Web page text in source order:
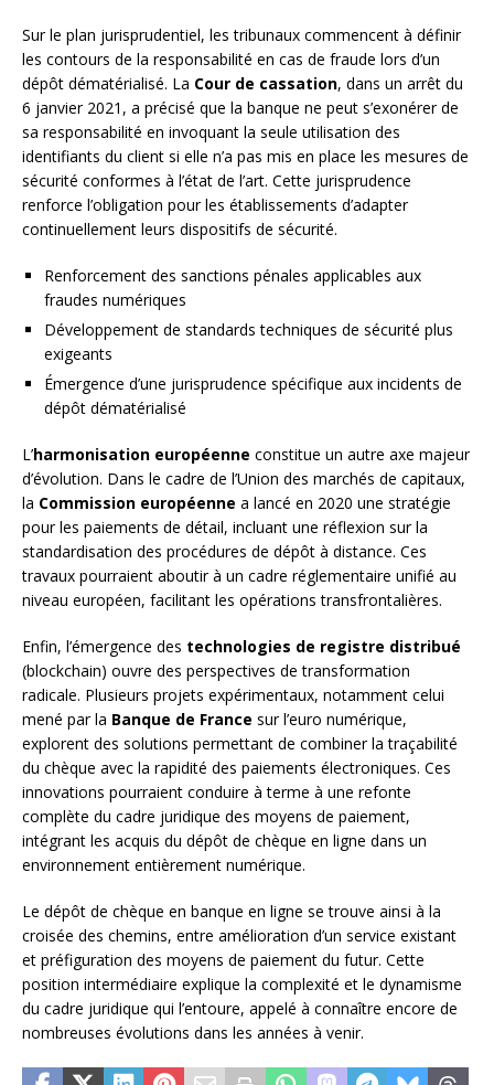
Sur le plan jurisprudentiel, les tribunaux commencent à définir
les contours de la responsabilité en cas de fraude lors d’un
dépôt dématérialisé. La Cour de cassation, dans un arrêt du
6 janvier 2021, a précisé que la banque ne peut s’exonérer de
sa responsabilité en invoquant la seule utilisation des
identifiants du client si elle n’a pas mis en place les mesures de
sécurité conformes à l’état de l’art. Cette jurisprudence
renforce l’obligation pour les établissements d’adapter
continuellement leurs dispositifs de sécurité.
Renforcement des sanctions pénales applicables aux
fraudes numériques
Développement de standards techniques de sécurité plus
exigeants
Émergence d’une jurisprudence spécifique aux incidents de
dépôt dématérialisé
L’harmonisation européenne constitue un autre axe majeur
d’évolution. Dans le cadre de l’Union des marchés de capitaux,
la Commission européenne a lancé en 2020 une stratégie
pour les paiements de détail, incluant une réflexion sur la
standardisation des procédures de dépôt à distance. Ces
travaux pourraient aboutir à un cadre réglementaire unifié au
niveau européen, facilitant les opérations transfrontalières.
Enfin, l’émergence des technologies de registre distribué
(blockchain) ouvre des perspectives de transformation
radicale. Plusieurs projets expérimentaux, notamment celui
mené par la Banque de France sur l’euro numérique,
explorent des solutions permettant de combiner la traçabilité
du chèque avec la rapidité des paiements électroniques. Ces
innovations pourraient conduire à terme à une refonte
complète du cadre juridique des moyens de paiement,
intégrant les acquis du dépôt de chèque en ligne dans un
environnement entièrement numérique.
Le dépôt de chèque en banque en ligne se trouve ainsi à la
croisée des chemins, entre amélioration d’un service existant
et préfiguration des moyens de paiement du futur. Cette
position intermédiaire explique la complexité et le dynamisme
du cadre juridique qui l’entoure, appelé à connaître encore de
nombreuses évolutions dans les années à venir.